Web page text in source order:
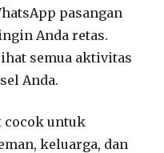
pasangan
Anda retas.
semua aktivitas
Anda.
cocok untuk
keluarga, dan